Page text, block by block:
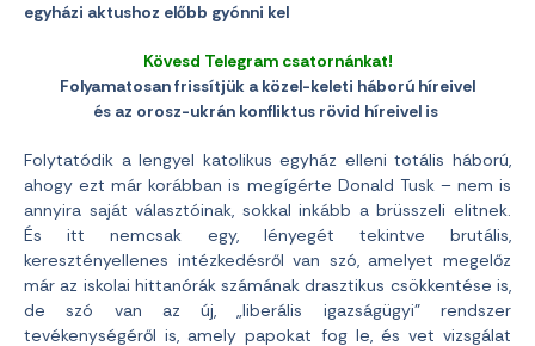
egyházi aktushoz előbb gyónni kel
Kövesd Telegram csatornánkat!
Folyamatosan frissítjük a közel-keleti háború híreivel
és az orosz-ukrán konfliktus rövid híreivel is
Folytatódik a lengyel katolikus egyház elleni totális háború,
ahogy ezt már korábban is megígérte Donald Tusk – nem is
annyira saját választóinak, sokkal inkább a brüsszeli elitnek.
És itt nemcsak egy, lényegét tekintve brutális,
keresztényellenes intézkedésről van szó, amelyet megelőz
már az iskolai hittanórák számának drasztikus csökkentése is,
de szó van az új, „liberális igazságügyi” rendszer
tevékenységéről is, amely papokat fog le, és vet vizsgálat